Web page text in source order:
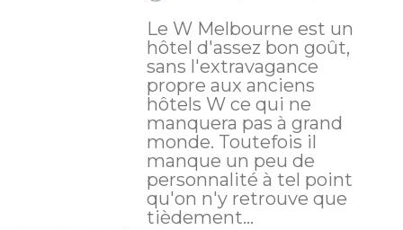
Le W Melbourne est un
hôtel d'assez bon goût,
sans l'extravagance
propre aux anciens
hôtels W ce qui ne
manquera pas à grand
monde. Toutefois il
manque un peu de
personnalité à tel point
qu'on n'y retrouve que
tièdement...